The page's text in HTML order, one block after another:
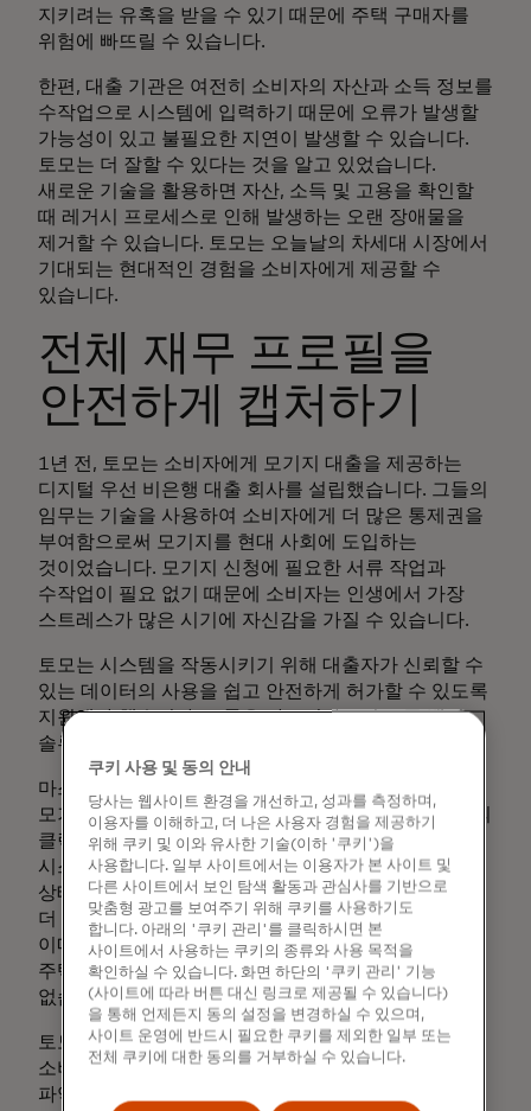
지키려는 유혹을 받을 수 있기 때문에 주택 구매자를
위험에 빠뜨릴 수 있습니다.
한편, 대출 기관은 여전히 소비자의 자산과 소득 정보를
수작업으로 시스템에 입력하기 때문에 오류가 발생할
가능성이 있고 불필요한 지연이 발생할 수 있습니다.
토모는 더 잘할 수 있다는 것을 알고 있었습니다.
새로운 기술을 활용하면 자산, 소득 및 고용을 확인할
때 레거시 프로세스로 인해 발생하는 오랜 장애물을
제거할 수 있습니다. 토모는 오늘날의 차세대 시장에서
기대되는 현대적인 경험을 소비자에게 제공할 수
있습니다.
전체 재무 프로필을
안전하게 캡처하기
1년 전, 토모는 소비자에게 모기지 대출을 제공하는
디지털 우선 비은행 대출 회사를 설립했습니다. 그들의
임무는 기술을 사용하여 소비자에게 더 많은 통제권을
부여함으로써 모기지를 현대 사회에 도입하는
것이었습니다. 모기지 신청에 필요한 서류 작업과
수작업이 필요 없기 때문에 소비자는 인생에서 가장
스트레스가 많은 시기에 자신감을 가질 수 있습니다.
토모는 시스템을 작동시키기 위해 대출자가 신뢰할 수
있는 데이터의 사용을 쉽고 안전하게 허가할 수 있도록
지원해야 했습니다. 그들은 마스터카드의 오픈 뱅킹
솔루션에 도움을 요청했습니다.
마스터카드의 전액 출자 자회사인 Finicity가 제공하는
모기지 확인 서비스(MVS)를 통해 소비자는 단 몇 번의
클릭만으로 자신의 금융 계좌를 토모의 의사 결정
시스템에 디지털 방식으로 연결하여 자산, 소득, 고용
상태까지 단 몇 분 만에 확인할 수 있습니다. 소비자는
더 이상 은행 거래 내역을 추적하거나, PDF를 만들어
이메일로 보내거나, 문서를 스캔하여 업로드하는 등
주택 구매가 완료될 때까지 이 과정을 반복할 필요가
없습니다.
토모는 마스터카드의 플랫폼과 서비스를 통해
소비자의 재무 상황을 실시간으로 보다 정확하게
파악하여 소비자에게 최적의 이자율을 제시할 수
쿠키 사용 및 동의 안내
당사는 웹사이트 환경을 개선하고, 성과를 측정하며,
이용자를 이해하고, 더 나은 사용자 경험을 제공하기
위해 쿠키 및 이와 유사한 기술(이하 '쿠키')을
사용합니다. 일부 사이트에서는 이용자가 본 사이트 및
다른 사이트에서 보인 탐색 활동과 관심사를 기반으로
맞춤형 광고를 보여주기 위해 쿠키를 사용하기도
합니다. 아래의 '쿠키 관리'를 클릭하시면 본
사이트에서 사용하는 쿠키의 종류와 사용 목적을
확인하실 수 있습니다. 화면 하단의 '쿠키 관리' 기능
(사이트에 따라 버튼 대신 링크로 제공될 수 있습니다)
을 통해 언제든지 동의 설정을 변경하실 수 있으며,
사이트 운영에 반드시 필요한 쿠키를 제외한 일부 또는
전체 쿠키에 대한 동의를 거부하실 수 있습니다.